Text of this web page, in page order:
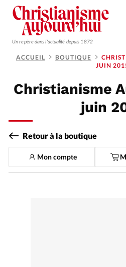
Un repère dans l'actualité depuis 1872
Monde
Tous les articles
Faire un don
ACCUEIL BOUTIQUE
JUIN
Christianisme
juin
Retour à la boutique
Mon compte